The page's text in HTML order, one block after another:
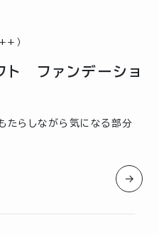
）
ト ファンデーショ
たらしながら気になる部分
→